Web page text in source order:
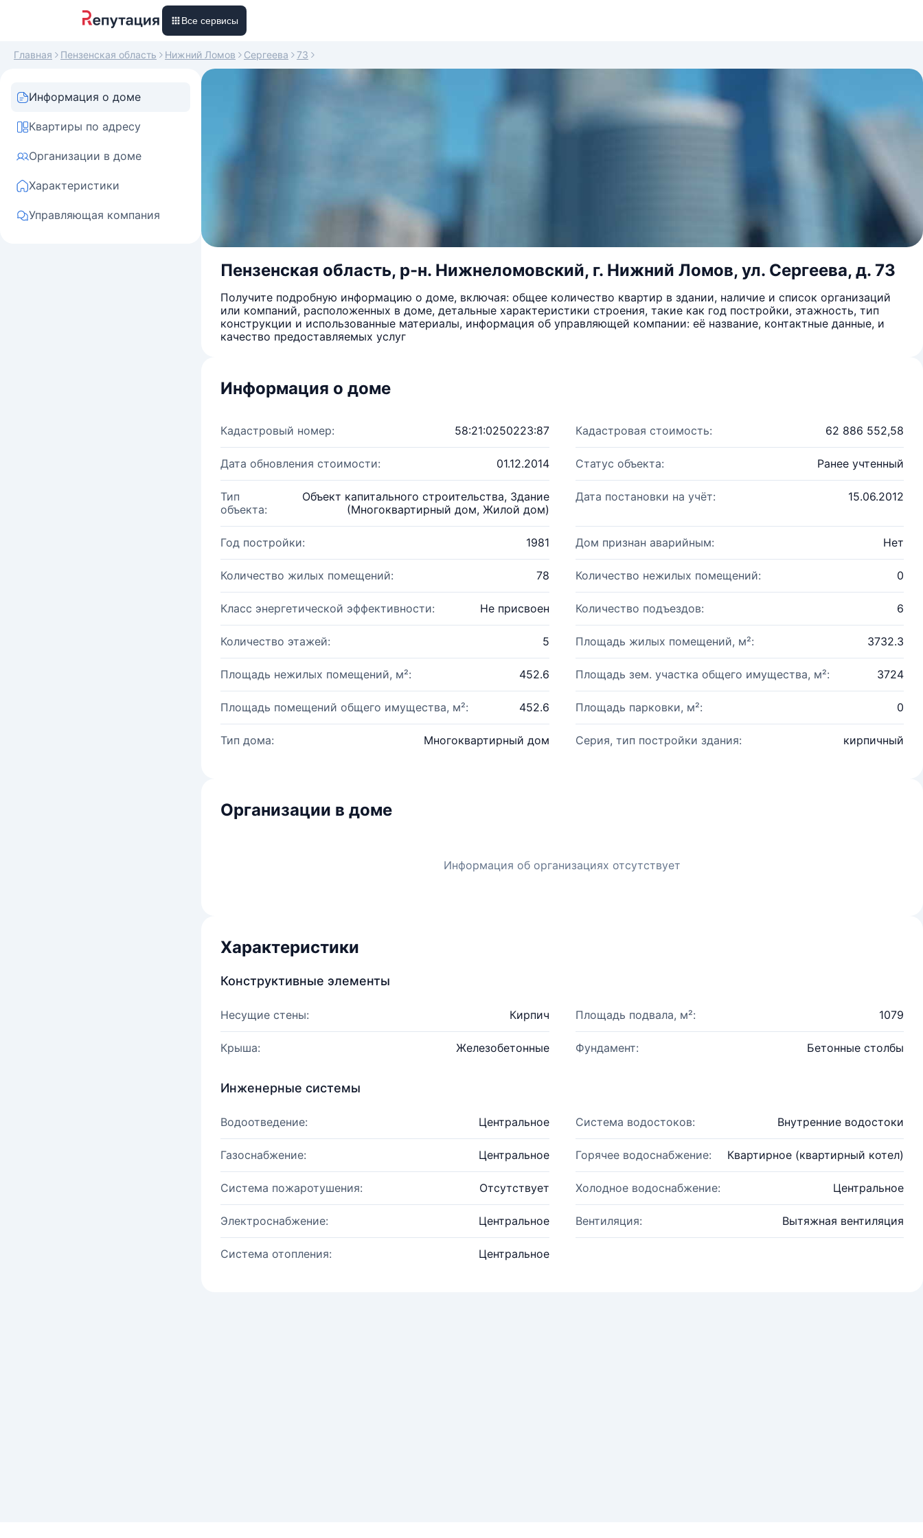
Все сервисы
Главная Пензенская область Нижний Ломов Сергеева 73
Информация о доме
Квартиры по адресу
Организации в доме
Характеристики
Управляющая компания
Пензенская область, р-н. Нижнеломовский, г. Нижний Ломов, ул. Сергеева, д. 73
Получите подробную информацию о доме, включая: общее количество квартир в здании, наличие и список организаций
или компаний, расположенных в доме, детальные характеристики строения, такие как год постройки, этажность, тип
конструкции и использованные материалы, информация об управляющей компании: её название, контактные данные, и
качество предоставляемых услуг
Информация о доме
Кадастровый номер: 58:21:0250223:87 Кадастровая стоимость: 62 886 552,58
Дата обновления стоимости: 01.12.2014 Статус объекта: Ранее учтенный
Тип
объекта:
Объект капитального строительства, Здание
(Многоквартирный дом, Жилой дом)
Дата постановки на учёт: 15.06.2012
Год постройки: 1981 Дом признан аварийным: Нет
Количество жилых помещений: 78 Количество нежилых помещений: 0
Класс энергетической эффективности: Не присвоен Количество подъездов: 6
Количество этажей: 5 Площадь жилых помещений, м²: 3732.3
Площадь нежилых помещений, м²: 452.6 Площадь зем. участка общего имущества, м²: 3724
Площадь помещений общего имущества, м²: 452.6 Площадь парковки, м²: 0
Тип дома: Многоквартирный дом Серия, тип постройки здания: кирпичный
Организации в доме
Информация об организациях отсутствует
Характеристики
Конструктивные элементы
Несущие стены: Кирпич Площадь подвала, м²: 1079
Крыша: Железобетонные Фундамент: Бетонные столбы
Инженерные системы
Водоотведение: Центральное Система водостоков: Внутренние водостоки
Газоснабжение: Центральное Горячее водоснабжение: Квартирное (квартирный котел)
Система пожаротушения: Отсутствует Холодное водоснабжение: Центральное
Электроснабжение: Центральное Вентиляция: Вытяжная вентиляция
Система отопления: Центральное